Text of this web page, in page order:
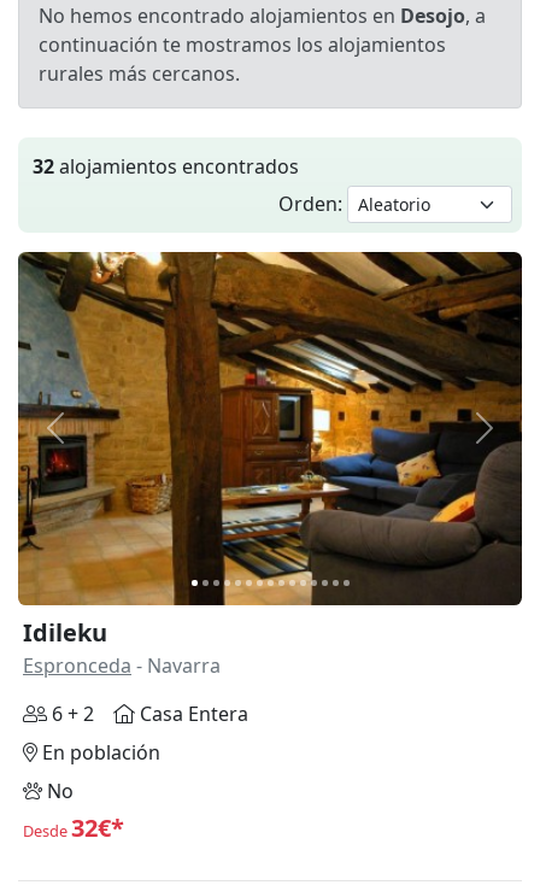
No hemos encontrado alojamientos en Desojo, a
continuación te mostramos los alojamientos
rurales más cercanos.
32alojamientos encontrados
Orden:
Anterior
Idileku
Espronceda - Navarra
6 + 2
Casa Entera
En población
No
Desde32€*